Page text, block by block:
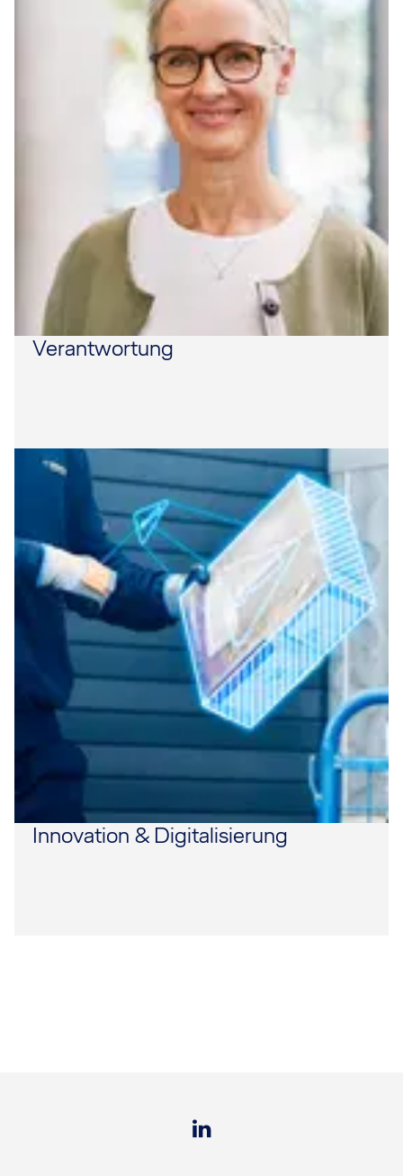
Verantwortung
Innovation & Digitalisierung